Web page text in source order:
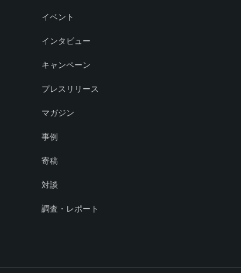
イベント
インタビュー
キャンペーン
プレスリリース
マガジン
事例
寄稿
対談
調査・レポート